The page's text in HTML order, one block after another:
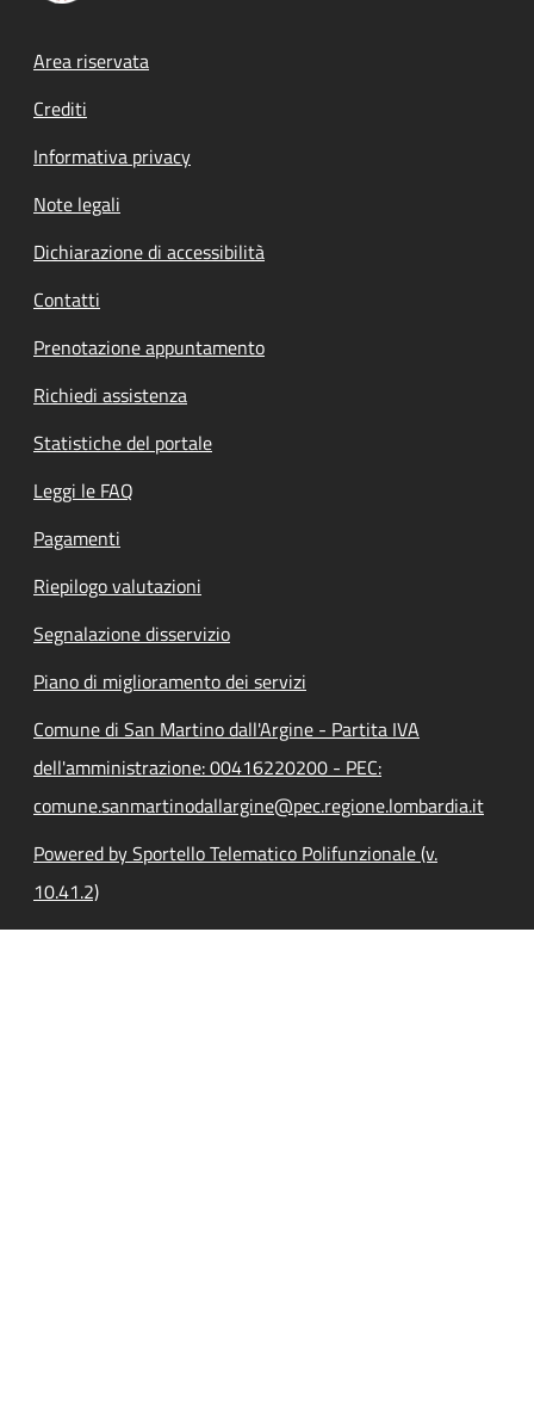
Footer menu
Area riservata
Crediti
Informativa privacy
Note legali
Dichiarazione di accessibilità
Contatti
Prenotazione appuntamento
Richiedi assistenza
Statistiche del portale
Leggi le FAQ
Pagamenti
Riepilogo valutazioni
Segnalazione disservizio
Piano di miglioramento dei servizi
Comune di San Martino dall'Argine - Partita IVA
dell'amministrazione: 00416220200 - PEC:
comune.sanmartinodallargine@pec.regione.lombardia.it
Powered by Sportello Telematico Polifunzionale (v.
10.41.2)